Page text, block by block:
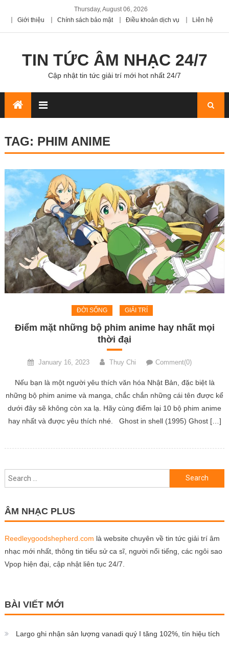
Thursday, August 06, 2026
Giới thiệu
Chính sách bảo mật Điều khoản dịch vụ Liên hệ
TIN TỨC ÂM NHẠC 24/7
Cập nhật tin tức giải trí mới hot nhất 24/7
TAG: PHIM ANIME
ĐỜI SỐNG GIẢI TRÍ
Điểm mặt những bộ phim anime hay nhất mọi
thời đại
January 16, 2023 Thuy Chi Comment(0)
Nếu bạn là một người yêu thích văn hóa Nhật Bản, đặc biệt là
những bộ phim anime và manga, chắc chắn những cái tên được kể
dưới đây sẽ không còn xa lạ. Hãy cùng điểm lại 10 bộ phim anime
hay nhất và được yêu thích nhé. Ghost in shell (1995) Ghost […]
Search
for:
ÂM NHẠC PLUS
Reedleygoodshepherd.com là website chuyên về tin tức giải trí âm
nhạc mới nhất, thông tin tiểu sử ca sĩ, người nổi tiếng, các ngôi sao
Vpop hiện đại, cập nhật liên tục 24/7.
BÀI VIẾT MỚI
Largo ghi nhận sản lượng vanadi quý I tăng 102%, tín hiệu tích